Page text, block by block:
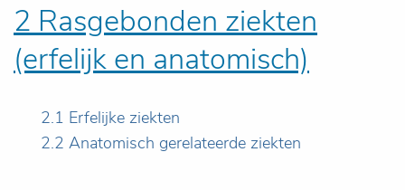
2 Rasgebonden ziekten
(erfelijk en anatomisch)
2.1 Erfelijke ziekten
2.2 Anatomisch gerelateerde ziekten